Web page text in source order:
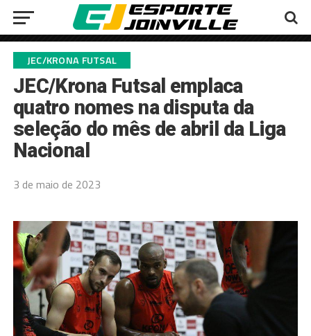
JEC/KRONA FUTSAL
JEC/Krona Futsal emplaca
quatro nomes na disputa da
seleção do mês de abril da Liga
Nacional
3 de maio de 2023